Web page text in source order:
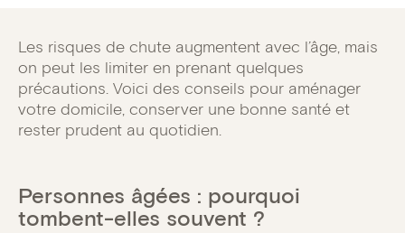
Les risques de chute augmentent avec l’âge, mais
on peut les limiter en prenant quelques
précautions. Voici des conseils pour aménager
votre domicile, conserver une bonne santé et
rester prudent au quotidien.
Personnes âgées : pourquoi
tombent-elles souvent ?